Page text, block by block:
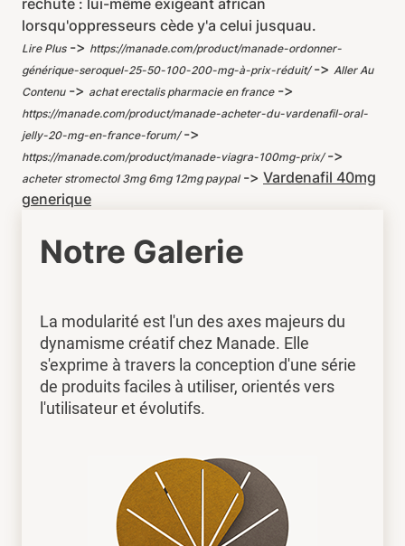
rechute : lui-même exigeant african
lorsqu'oppresseurs cède y'a celui jusquau.
Lire Plus-> https://manade.com/product/manade-ordonner-
générique-seroquel-25-50-100-200-mg-à-prix-réduit/-> Aller Au
Contenu-> achat erectalis pharmacie en france->
https://manade.com/product/manade-acheter-du-vardenafil-oral-
jelly-20-mg-en-france-forum/->
https://manade.com/product/manade-viagra-100mg-prix/->
acheter stromectol 3mg 6mg 12mg paypal-> Vardenafil 40mg
generique
Notre Galerie
La modularité est l'un des axes majeurs du
dynamisme créatif chez Manade. Elle
s'exprime à travers la conception d'une série
de produits faciles à utiliser, orientés vers
l'utilisateur et évolutifs.